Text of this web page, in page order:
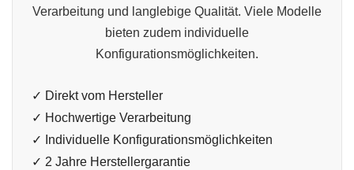
Verarbeitung und langlebige Qualität. Viele Modelle
bieten zudem individuelle
Konfigurationsmöglichkeiten.
✓ Direkt vom Hersteller
✓ Hochwertige Verarbeitung
✓ Individuelle Konfigurationsmöglichkeiten
✓ 2 Jahre Herstellergarantie